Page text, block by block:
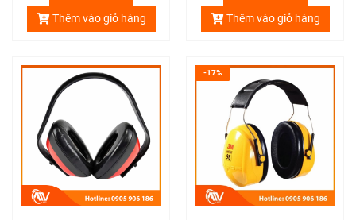
Thêm vào giỏ hàng
Thêm vào giỏ hàng
-17%